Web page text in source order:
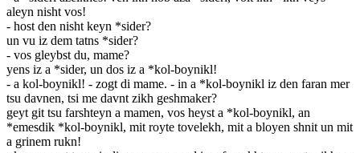
aleyn nisht vos!
- host den nisht keyn *sider?
un vu iz dem tatns *sider?
- vos gleybst du, mame?
yens iz a *sider, un dos iz a *kol-boynikl!
- a kol-boynikl! - zogt di mame. - in a *kol-boynikl iz den faran mer
tsu davnen, tsi me davnt zikh geshmaker?
geyt git tsu farshteyn a mamen, vos heyst a *kol-boynikl, an
*emesdik *kol-boynikl, mit royte tovelekh, mit a bloyen shnit un mit
a grinem rukn!